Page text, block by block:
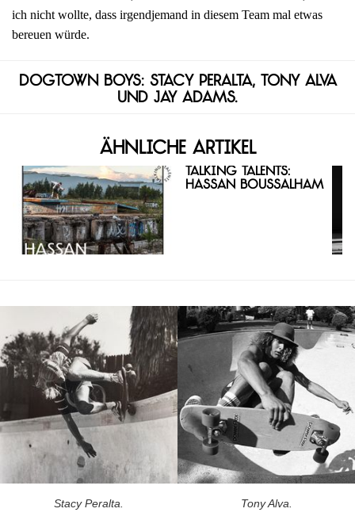
ich nicht wollte, dass irgendjemand in diesem Team mal etwas
bereuen würde.
Dogtown Boys: Stacy Peralta, Tony Alva
und Jay Adams.
Ähnliche Artikel
Talking Talents:
Hassan Boussalham
Stacy Peralta. Tony Alva.